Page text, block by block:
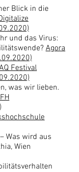
Blick in die
und das Virus:
Agora
Festival
was wir lieben.
Was wird aus
Wien